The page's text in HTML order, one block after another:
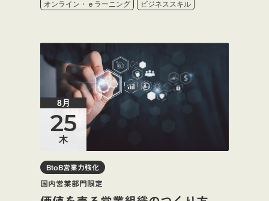
オンライン・ｅラーニング ビジネススキル
8月
25
木
BtoB営業力強化
国内営業部門限定